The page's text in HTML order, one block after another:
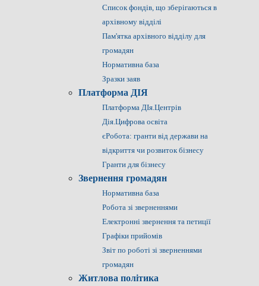
Список фондів, що зберігаються в
архівному відділі
Пам'ятка архівного відділу для
громадян
Нормативна база
Зразки заяв
Платформа ДІЯ
Платформа ДІя.Центрів
Дія.Цифрова освіта
єРобота: гранти від держави на
відкриття чи розвиток бізнесу
Гранти для бізнесу
Звернення громадян
Нормативна база
Робота зі зверненнями
Електронні звернення та петиції
Графіки прийомів
Звіт по роботі зі зверненнями
громадян
Житлова політика